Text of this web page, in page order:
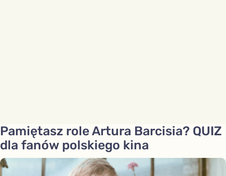
Pamiętasz role Artura Barcisia? QUIZ
dla fanów polskiego kina